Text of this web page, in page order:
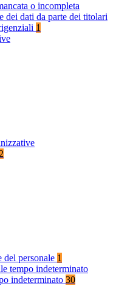
o incompleta
dei dati da parte dei titolari
1
2
del personale 1
tempo indeterminato
indeterminato 30